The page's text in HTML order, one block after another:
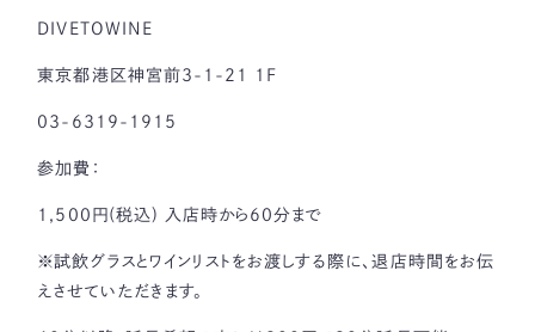
DIVETOWINE
東京都港区神宮前3-1-21 1F
03-6319-1915
参加費：
1,500円(税込) 入店時から60分まで
※試飲グラスとワインリストをお渡しする際に、退店時間をお伝
えさせていただきます。